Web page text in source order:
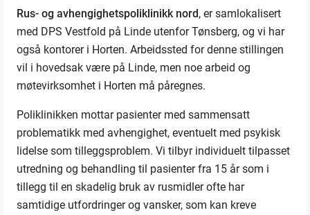
Rus- og avhengighetspoliklinikk nord, er samlokalisert
med DPS Vestfold på Linde utenfor Tønsberg, og vi har
også kontorer i Horten. Arbeidssted for denne stillingen
vil i hovedsak være på Linde, men noe arbeid og
møtevirksomhet i Horten må påregnes.
Poliklinikken mottar pasienter med sammensatt
problematikk med avhengighet, eventuelt med psykisk
lidelse som tilleggsproblem. Vi tilbyr individuelt tilpasset
utredning og behandling til pasienter fra 15 år som i
tillegg til en skadelig bruk av rusmidler ofte har
samtidige utfordringer og vansker, som kan kreve